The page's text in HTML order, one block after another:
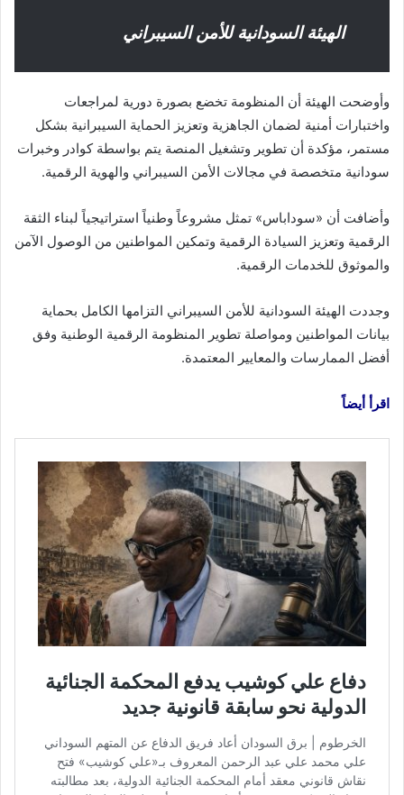
الهيئة السودانية للأمن السيبراني
وأوضحت الهيئة أن المنظومة تخضع بصورة دورية لمراجعات
واختبارات أمنية لضمان الجاهزية وتعزيز الحماية السيبرانية بشكل
مستمر، مؤكدة أن تطوير وتشغيل المنصة يتم بواسطة كوادر وخبرات
سودانية متخصصة في مجالات الأمن السيبراني والهوية الرقمية.
وأضافت أن «سوداباس» تمثل مشروعاً وطنياً استراتيجياً لبناء الثقة
الرقمية وتعزيز السيادة الرقمية وتمكين المواطنين من الوصول الآمن
والموثوق للخدمات الرقمية.
وجددت الهيئة السودانية للأمن السيبراني التزامها الكامل بحماية
بيانات المواطنين ومواصلة تطوير المنظومة الرقمية الوطنية وفق
أفضل الممارسات والمعايير المعتمدة.
اقرأ أيضاً